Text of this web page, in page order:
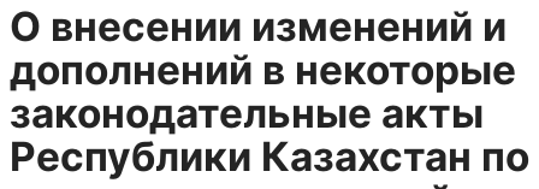
О внесении изменений и
дополнений в некоторые
законодательные акты
Республики Казахстан по